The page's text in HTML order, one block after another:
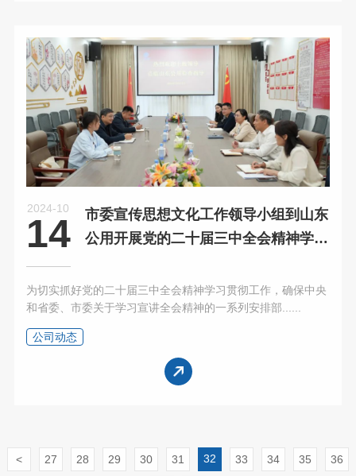
2024-10
14
市委宣传思想文化工作领导小组到山东
公用开展党的二十届三中全会精神学习
为切实抓好党的二十届三中全会精神学习贯彻工作，确保中央
和省委、市委关于学习宣讲全会精神的一系列安排部......
公司动态
< 27 28 29 30 31 32 33 34 35 36